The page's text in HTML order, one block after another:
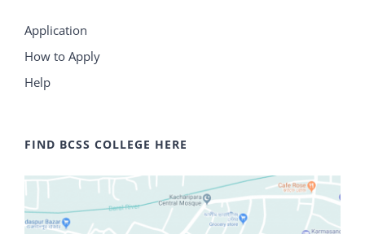
Application
How to Apply
Help
FIND BCSS COLLEGE HERE